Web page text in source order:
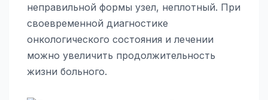
неправильной формы узел, неплотный. При
своевременной диагностике
онкологического состояния и лечении
можно увеличить продолжительность
жизни больного.